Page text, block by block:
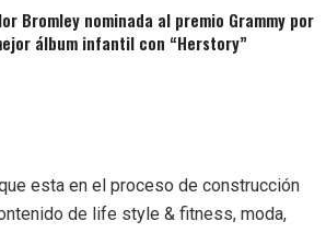
Bromley nominada al premio Grammy por
álbum infantil con “Herstory”
esta en el proceso de construcción
de life style & fitness, moda,